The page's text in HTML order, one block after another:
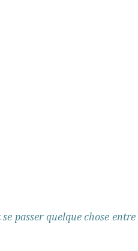
passer quelque chose entre